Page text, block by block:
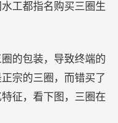
工都指名购买三圈生
的包装，导致终端的
宗的三圈，而错买了
征，看下图，三圈在